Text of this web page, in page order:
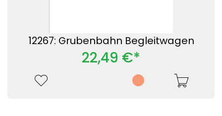
12267: Grubenbahn Begleitwagen
22,49 €*